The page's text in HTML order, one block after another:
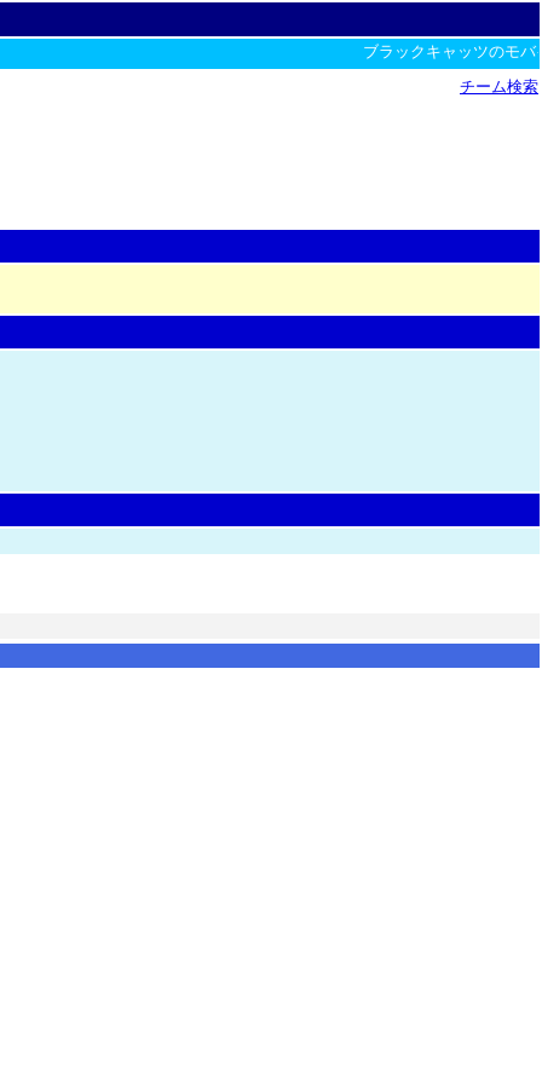
ブラックキャッツのモバ
チーム検索